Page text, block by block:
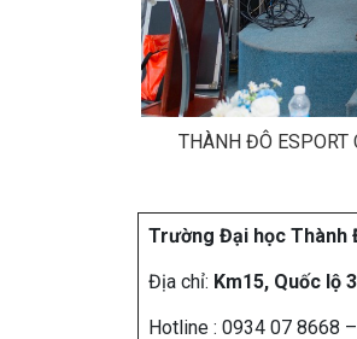
THÀNH ĐÔ
Trường Đại học Thành
Địa chỉ: Km15, Quốc lộ
Hotline : 0934 07 8668